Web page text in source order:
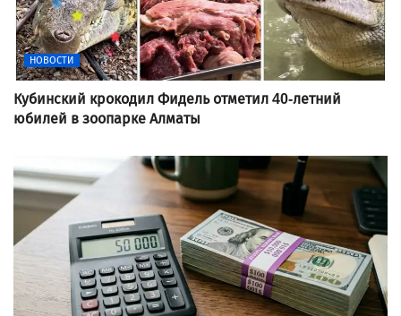
НОВОСТИ
Кубинский крокодил Фидель отметил 40-летний
юбилей в зоопарке Алматы